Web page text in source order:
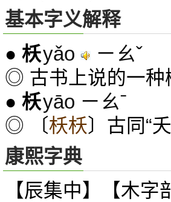
基本字义解释
● 枖yǎo ㄧㄠˇ
◎ 古书上说的一种
● 枖yāo ㄧㄠˉ
◎ 〔枖枖〕古同“
康熙字典
【辰集中】【木